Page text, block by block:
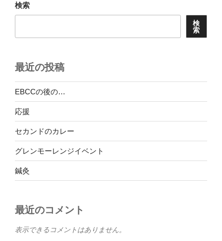
検索
検
索
最近の投稿
EBCCの後の…
応援
セカンドのカレー
グレンモーレンジイベント
鍼灸
最近のコメント
表示できるコメントはありません。